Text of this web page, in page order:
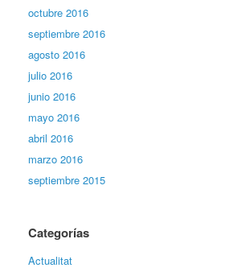
octubre 2016
septiembre 2016
agosto 2016
julio 2016
junio 2016
mayo 2016
abril 2016
marzo 2016
septiembre 2015
Categorías
Actualitat